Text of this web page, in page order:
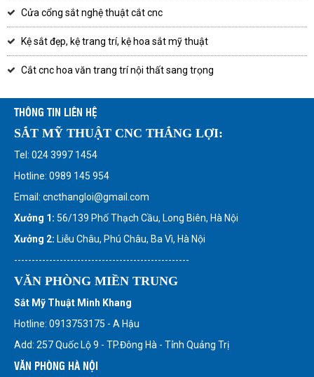
Cửa cổng sắt nghệ thuật cắt cnc
Kệ sắt đẹp, kệ trang trí, kệ hoa sắt mỹ thuật
Cắt cnc hoa văn trang trí nội thất sang trọng
THÔNG TIN LIÊN HỆ
SẮT MỸ THUẬT CNC THẮNG LỢI:
Tel: 024 3997 1454
Hotline: 0989 145 954
Email: cncthangloi@gmail.com
Xưởng 1: 56/139 Phố Thạch Cầu, Long Biên, Hà Nội
Xưởng 2: Liễu Châu, Phú Châu, Ba Vì, Hà Nội
--------------------------------------------------
VĂN PHÒNG MIỀN TRUNG
Sắt Mỹ Thuật Minh Khang
Hotline: 0913753175 - A Hậu
Add: 257 Quốc Lộ 9 - TP.Đông Hà - Tỉnh Quảng Trị
VĂN PHÒNG HÀ NỘI